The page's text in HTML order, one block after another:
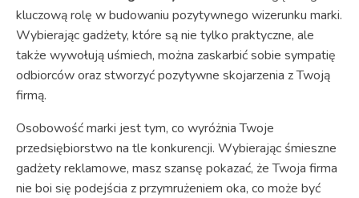
kluczową rolę w budowaniu pozytywnego wizerunku marki.
Wybierając gadżety, które są nie tylko praktyczne, ale
także wywołują uśmiech, można zaskarbić sobie sympatię
odbiorców oraz stworzyć pozytywne skojarzenia z Twoją
firmą.
Osobowość marki jest tym, co wyróżnia Twoje
przedsiębiorstwo na tle konkurencji. Wybierając śmieszne
gadżety reklamowe, masz szansę pokazać, że Twoja firma
nie boi się podejścia z przymrużeniem oka, co może być